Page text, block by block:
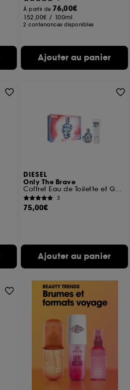
À partir de 76,00€
152,00€ / 100ml
2 contenances disponibles
Ajouter au panier
DIESEL
Only The Brave
Coffret Eau de Toilette et Gel Douche
3
75,00€
Ajouter au panier